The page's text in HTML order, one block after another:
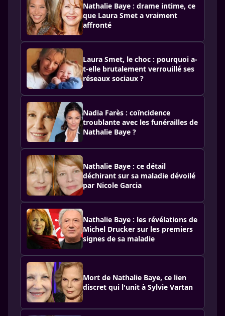
Nathalie Baye : drame intime, ce
que Laura Smet a vraiment
affronté
Laura Smet, le choc : pourquoi a-
t-elle brutalement verrouillé ses
réseaux sociaux ?
Nadia Farès : coïncidence
troublante avec les funérailles de
Nathalie Baye ?
Nathalie Baye : ce détail
déchirant sur sa maladie dévoilé
par Nicole Garcia
Nathalie Baye : les révélations de
Michel Drucker sur les premiers
signes de sa maladie
Mort de Nathalie Baye, ce lien
discret qui l'unit à Sylvie Vartan